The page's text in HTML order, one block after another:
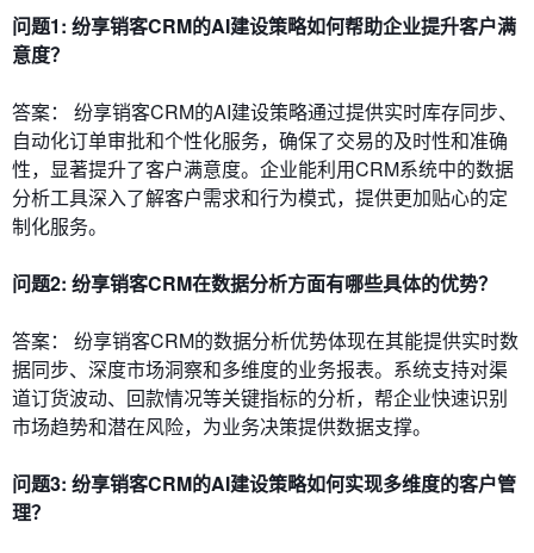
问题1: 纷享销客CRM的AI建设策略如何帮助企业提升客户满
意度？
答案： 纷享销客CRM的AI建设策略通过提供实时库存同步、
自动化订单审批和个性化服务，确保了交易的及时性和准确
性，显著提升了客户满意度。企业能利用CRM系统中的数据
分析工具深入了解客户需求和行为模式，提供更加贴心的定
制化服务。
问题2: 纷享销客CRM在数据分析方面有哪些具体的优势？
答案： 纷享销客CRM的数据分析优势体现在其能提供实时数
据同步、深度市场洞察和多维度的业务报表。系统支持对渠
道订货波动、回款情况等关键指标的分析，帮企业快速识别
市场趋势和潜在风险，为业务决策提供数据支撑。
问题3: 纷享销客CRM的AI建设策略如何实现多维度的客户管
理？